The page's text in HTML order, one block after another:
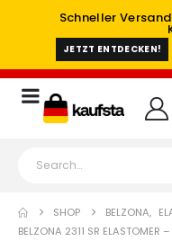
Schneller
JETZT ENTDECKEN!
SHOP BELZONA,
BELZONA 2311 SR ELASTOMER